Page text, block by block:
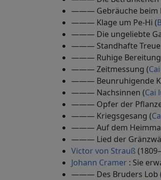
——— Gebräuche beim
——— Klage um Pe-Hi (
——— Die ungeliebte
——— Standhafte Treue
——— Ruhige
——— Zeitmessung (
——— Beunruhigende
——— Nachsinnen (Cai
——— Opfer der
——— Kriegsgesang (
——— Auf dem
——— Lied der
Victor von Strauß
Johann Cramer : Sie
——— Des Bruders Lob